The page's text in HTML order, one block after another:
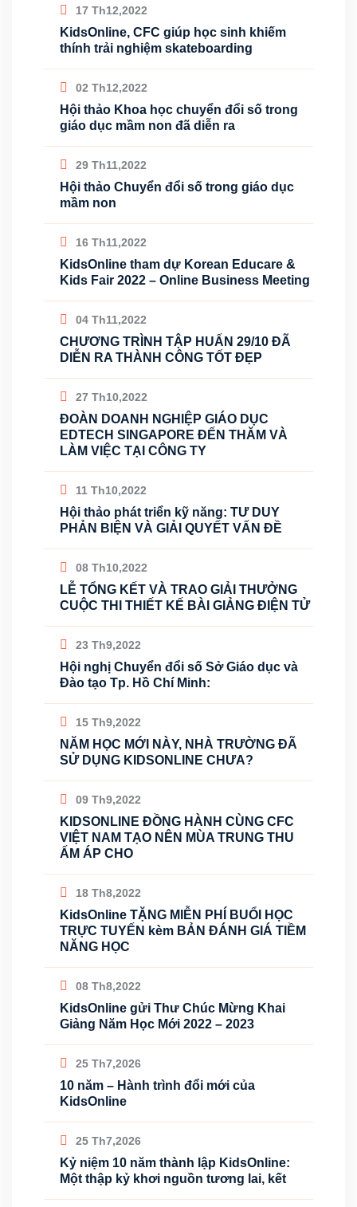
17 Th12,2022
KidsOnline, CFC giúp học sinh khiếm
thính trải nghiệm skateboarding
02 Th12,2022
Hội thảo Khoa học chuyển đổi số trong
giáo dục mầm non đã diễn ra
29 Th11,2022
Hội thảo Chuyển đổi số trong giáo dục
mầm non
16 Th11,2022
KidsOnline tham dự Korean Educare &
Kids Fair 2022 – Online Business Meeting
04 Th11,2022
CHƯƠNG TRÌNH TẬP HUẤN 29/10 ĐÃ
DIỄN RA THÀNH CÔNG TỐT ĐẸP
27 Th10,2022
ĐOÀN DOANH NGHIỆP GIÁO DỤC
EDTECH SINGAPORE ĐẾN THĂM VÀ
LÀM VIỆC TẠI CÔNG TY
11 Th10,2022
Hội thảo phát triển kỹ năng: TƯ DUY
PHẢN BIỆN VÀ GIẢI QUYẾT VẤN ĐỀ
08 Th10,2022
LỄ TỔNG KẾT VÀ TRAO GIẢI THƯỞNG
CUỘC THI THIẾT KẾ BÀI GIẢNG ĐIỆN TỬ
23 Th9,2022
Hội nghị Chuyển đổi số Sở Giáo dục và
Đào tạo Tp. Hồ Chí Minh:
15 Th9,2022
NĂM HỌC MỚI NÀY, NHÀ TRƯỜNG ĐÃ
SỬ DỤNG KIDSONLINE CHƯA?
09 Th9,2022
KIDSONLINE ĐỒNG HÀNH CÙNG CFC
VIỆT NAM TẠO NÊN MÙA TRUNG THU
ẤM ÁP CHO
18 Th8,2022
KidsOnline TẶNG MIỄN PHÍ BUỔI HỌC
TRỰC TUYẾN kèm BẢN ĐÁNH GIÁ TIỀM
NĂNG HỌC
08 Th8,2022
KidsOnline gửi Thư Chúc Mừng Khai
Giảng Năm Học Mới 2022 – 2023
25 Th7,2026
10 năm – Hành trình đổi mới của
KidsOnline
25 Th7,2026
Kỷ niệm 10 năm thành lập KidsOnline:
Một thập kỷ khơi nguồn tương lai, kết